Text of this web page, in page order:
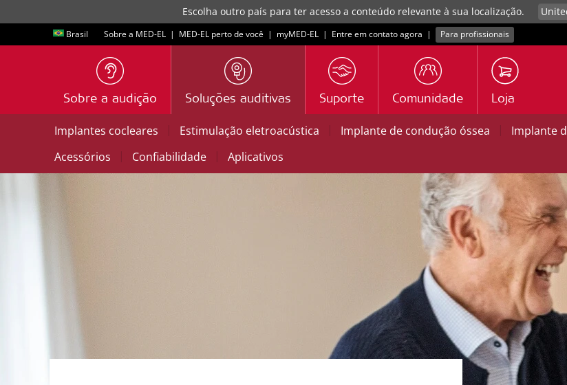
Escolha outro país para ter acesso a conteúdo relevante à sua localização.
Brasil Sobre a MED-EL | MED-EL perto de você | myMED‑EL | Entre em contato agora | Para profissionais
Sobre a audição Soluções auditivas Suporte Comunidade Loja
Implantes cocleares | Estimulação eletroacústica | Implante de condução óssea | Implante
Acessórios
| Confiabilidade | Aplicativos